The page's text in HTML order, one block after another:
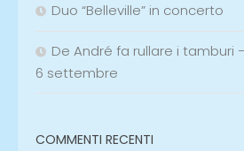
Duo “Belleville” in concerto
De André fa rullare i tamburi
6 settembre
COMMENTI RECENTI